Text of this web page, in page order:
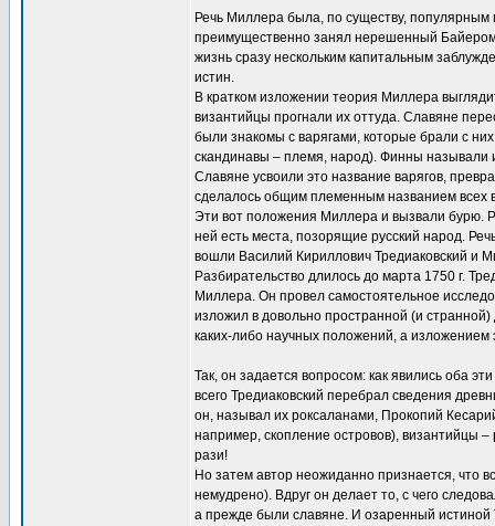
Речь Миллера была, по существу,
преимущественно занял нерешенный
жизнь сразу нескольким капитальным
истин.
В кратком изложении теория Миллера
византийцы прогнали их оттуда. Славяне
были знакомы с варягами, которые брали с
скандинавы – племя, народ). Финны называли
Славяне усвоили это название варягов,
сделалось общим племенным названием всех
Эти вот положения Миллера и вызвали бурю.
ней есть места, позорящие русский народ.
вошли Василий Кириллович Тредиаковский и
Разбирательство длилось до марта 1750 г.
Миллера. Он провел самостоятельное
изложил в довольно пространной (и
каких-либо научных положений, а изложением
Так, он задается вопросом: как явились оба
всего Тредиаковский перебрал сведения
он, называл их роксаланами, Прокопий
например, скопление островов), византийцы
рази!
Но затем автор неожиданно признается, что
немудрено). Вдруг он делает то, с чего
а прежде были славяне. И озаренный истиной